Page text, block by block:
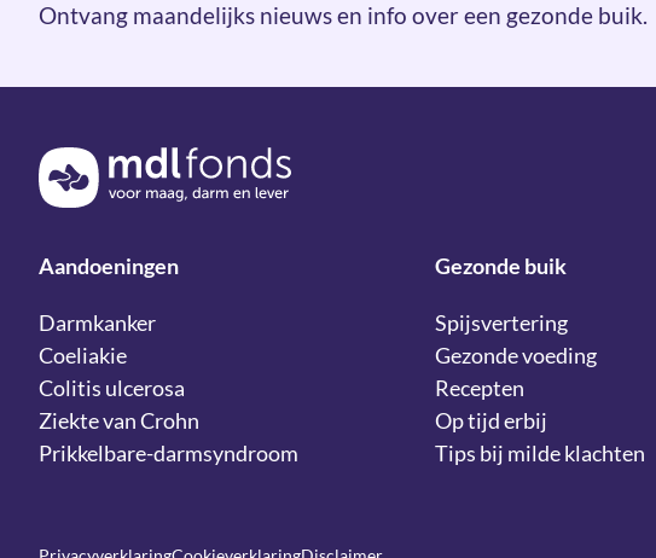
Ontvang maandelijks nieuws en info over een gezonde buik.
Terug naar de homepage
Aandoeningen
Darmkanker
Coeliakie
Colitis ulcerosa
Ziekte van Crohn
Prikkelbare-darmsyndroom
Gezonde buik
Spijsvertering
Gezonde voeding
Recepten
Op tijd erbij
Tips bij milde klachten